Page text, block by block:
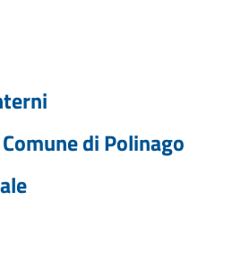
di Polinago